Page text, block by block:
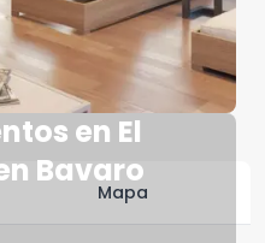
en El
Bavaro
Mapa